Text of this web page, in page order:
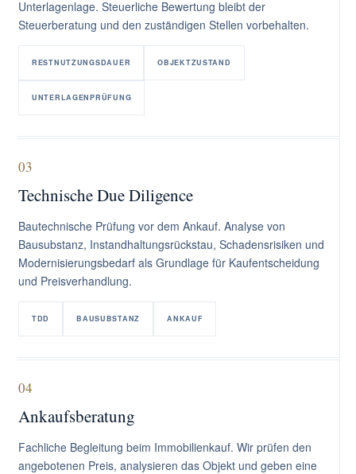
Unterlagenlage. Steuerliche Bewertung bleibt der
Steuerberatung und den zuständigen Stellen vorbehalten.
RESTNUTZUNGSDAUER OBJEKTZUSTAND
UNTERLAGENPRÜFUNG
03
Technische Due Diligence
Bautechnische Prüfung vor dem Ankauf. Analyse von
Bausubstanz, Instandhaltungsrückstau, Schadensrisiken und
Modernisierungsbedarf als Grundlage für Kaufentscheidung
und Preisverhandlung.
TDD BAUSUBSTANZ ANKAUF
04
Ankaufsberatung
Fachliche Begleitung beim Immobilienkauf. Wir prüfen den
angebotenen Preis, analysieren das Objekt und geben eine